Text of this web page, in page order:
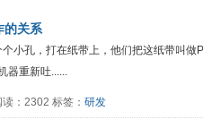
的关系
个小孔，打在纸带上，他们把这纸带叫
器重新吐......
：2302 标签： 研发